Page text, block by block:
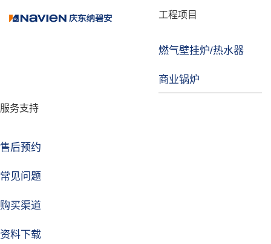
工程项目
燃气壁挂炉/热水器
商业锅炉
服务支持
售后预约
常见问题
购买渠道
资料下载
品牌故事
技术实力
企业动态
焦点注册Life
品牌视角